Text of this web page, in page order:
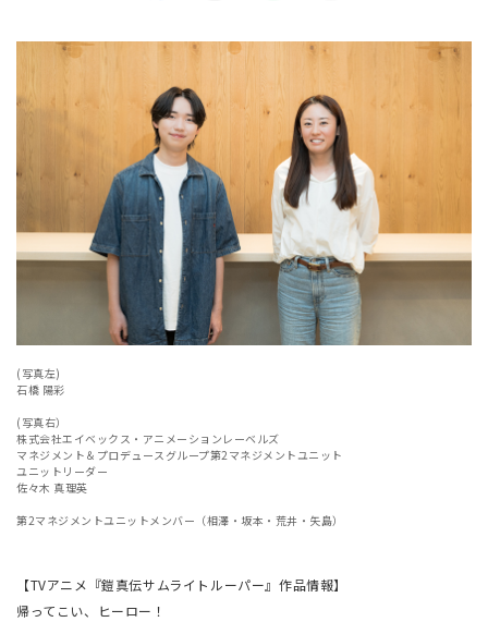
(写真左)
石橋 陽彩
(写真右）
株式会社エイベックス・アニメーションレーベルズ
マネジメント＆プロデュースグループ第2マネジメントユニット
ユニットリーダー
佐々木 真理英
第2マネジメントユニットメンバー（相澤・坂本・荒井・矢島）
【TVアニメ『鎧真伝サムライトルーパー』作品情報】
帰ってこい、ヒーロー！